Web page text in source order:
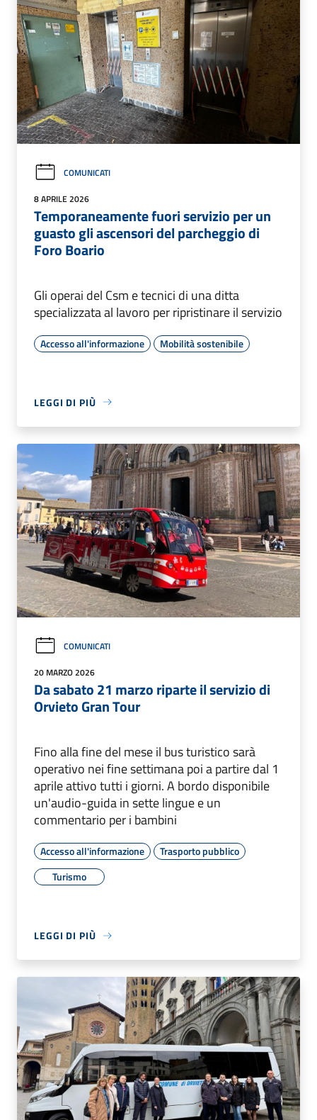
COMUNICATI
8 APRILE 2026
Temporaneamente fuori servizio per un
guasto gli ascensori del parcheggio di
Foro Boario
Gli operai del Csm e tecnici di una ditta
specializzata al lavoro per ripristinare il servizio
Accesso all'informazione Mobilità sostenibile
LEGGI DI PIÙ
COMUNICATI
20 MARZO 2026
Da sabato 21 marzo riparte il servizio di
Orvieto Gran Tour
Fino alla fine del mese il bus turistico sarà
operativo nei fine settimana poi a partire dal 1
aprile attivo tutti i giorni. A bordo disponibile
un'audio-guida in sette lingue e un
commentario per i bambini
Accesso all'informazione
Trasporto pubblico
Turismo
LEGGI DI PIÙ